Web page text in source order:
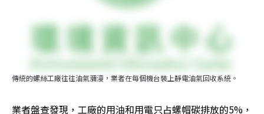
傳統的螺絲工廠往往油氣瀰漫，業者在每個機台裝上靜電油氣回收系統。
業者盤查發現，工廠的用油和用電只占螺帽碳排放的5%，